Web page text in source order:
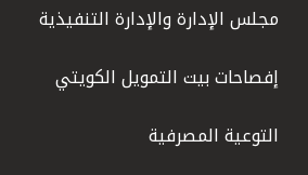
مجلس الإدارة والإدارة التنفيذية
إفصاحات بيت التمويل الكويتي
التوعية المصرفية